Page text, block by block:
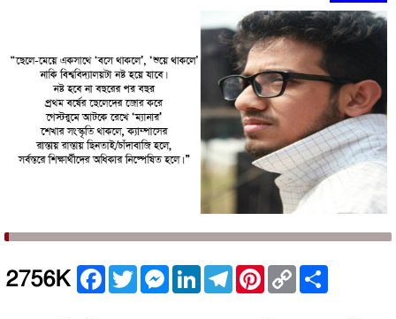
2756K Facebook
TwitterMessenger
LinkedInTelegramPinterest
Copy
Link